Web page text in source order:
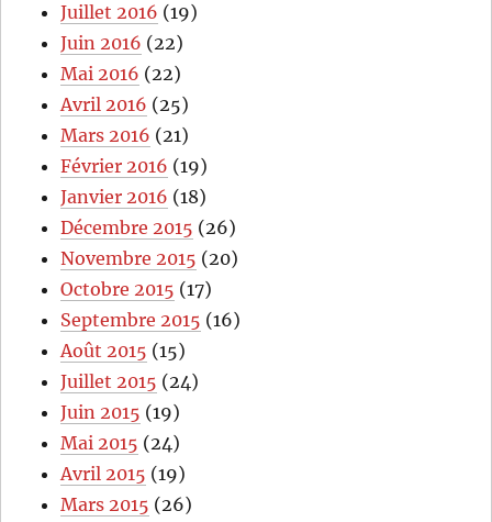
Juillet 2016 (19)
Juin 2016 (22)
Mai 2016 (22)
Avril 2016 (25)
Mars 2016 (21)
Février 2016 (19)
Janvier 2016 (18)
Décembre 2015 (26)
Novembre 2015 (20)
Octobre 2015 (17)
Septembre 2015 (16)
Août 2015 (15)
Juillet 2015 (24)
Juin 2015 (19)
Mai 2015 (24)
Avril 2015 (19)
Mars 2015 (26)